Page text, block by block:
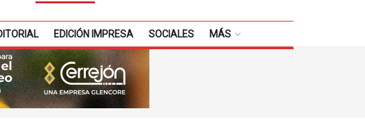
EDICIÓN IMPRESA SOCIALES MÁS